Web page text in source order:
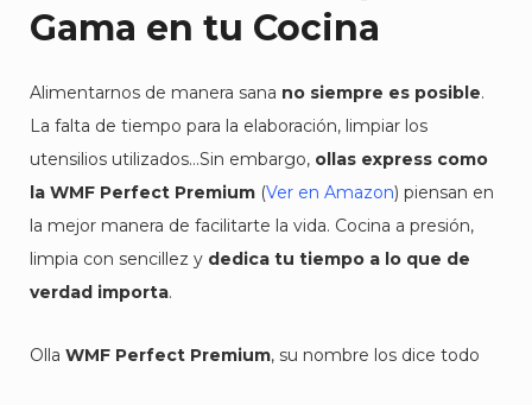
Gama en tu Cocina
Alimentarnos de manera sana no siempre es posible.
La falta de tiempo para la elaboración, limpiar los
utensilios utilizados…Sin embargo, ollas express como
la WMF Perfect Premium (Ver en Amazon) piensan en
la mejor manera de facilitarte la vida. Cocina a presión,
limpia con sencillez y dedica tu tiempo a lo que de
verdad importa.
Olla WMF Perfect Premium, su nombre los dice todo